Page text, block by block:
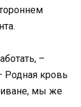
–
Родная кровь
мы же